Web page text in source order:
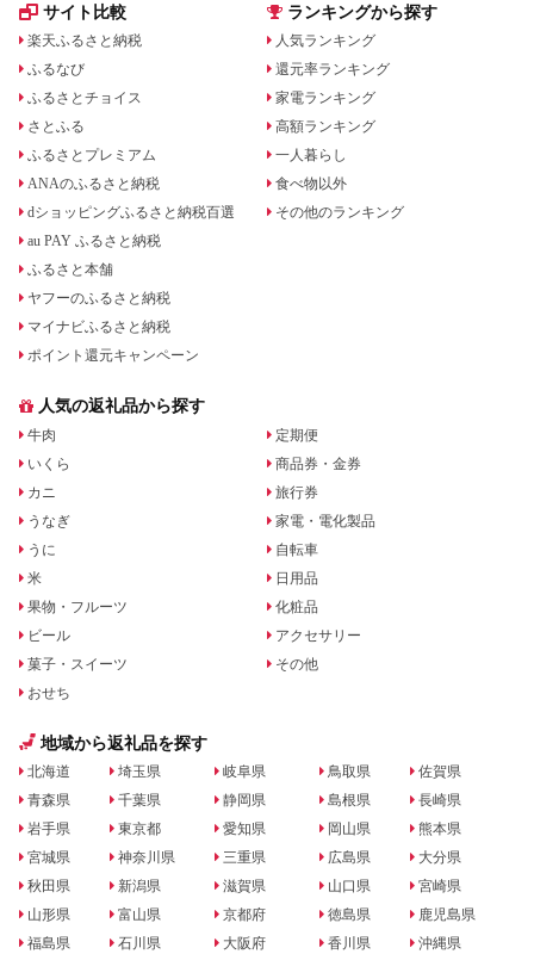
サイト比較
楽天ふるさと納税
ふるなび
ふるさとチョイス
さとふる
ふるさとプレミアム
ANAのふるさと納税
dショッピングふるさと納税百選
au PAY ふるさと納税
ふるさと本舗
ヤフーのふるさと納税
マイナビふるさと納税
ポイント還元キャンペーン
ランキングから探す
人気ランキング
還元率ランキング
家電ランキング
高額ランキング
一人暮らし
食べ物以外
その他のランキング
人気の返礼品から探す
牛肉
いくら
カニ
うなぎ
うに
米
果物・フルーツ
ビール
菓子・スイーツ
おせち
定期便
商品券・金券
旅行券
家電・電化製品
自転車
日用品
化粧品
アクセサリー
その他
地域から返礼品を探す
北海道
青森県
岩手県
宮城県
秋田県
山形県
福島県
埼玉県
千葉県
東京都
神奈川県
新潟県
富山県
石川県
岐阜県
静岡県
愛知県
三重県
滋賀県
京都府
大阪府
鳥取県
島根県
岡山県
広島県
山口県
徳島県
香川県
佐賀県
長崎県
熊本県
大分県
宮崎県
鹿児島県
沖縄県